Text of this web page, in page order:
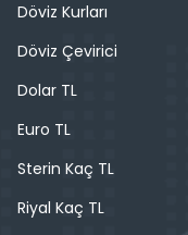
Döviz Kurları
Döviz Çevirici
Dolar TL
Euro TL
Sterin Kaç TL
Riyal Kaç TL